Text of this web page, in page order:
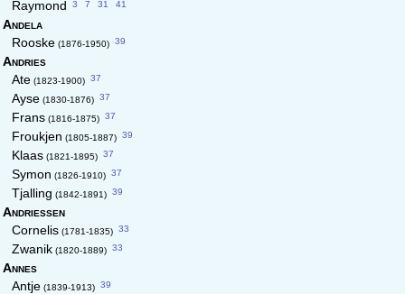
Raymond 3 7 31 41
Andela
Rooske (1876-1950) 39
Andries
Ate (1823-1900) 37
Ayse (1830-1876) 37
Frans (1816-1875) 37
Froukjen (1805-1887) 39
Klaas (1821-1895) 37
Symon (1826-1910) 37
Tjalling (1842-1891) 39
Andriessen
Cornelis (1781-1835) 33
Zwanik (1820-1889) 33
Annes
Antje (1839-1913) 39